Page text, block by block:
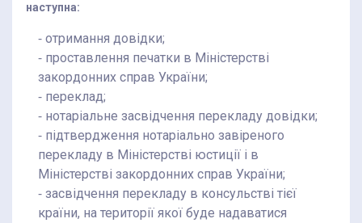
наступна:
⁃ отримання довідки;
⁃ проставлення печатки в Міністерстві
закордонних справ України;
⁃ переклад;
⁃ нотаріальне засвідчення перекладу довідки;
⁃ підтвердження нотаріально завіреного
перекладу в Міністерстві юстиції і в
Міністерстві закордонних справ України;
⁃ засвідчення перекладу в консульстві тієї
країни, на території якої буде надаватися